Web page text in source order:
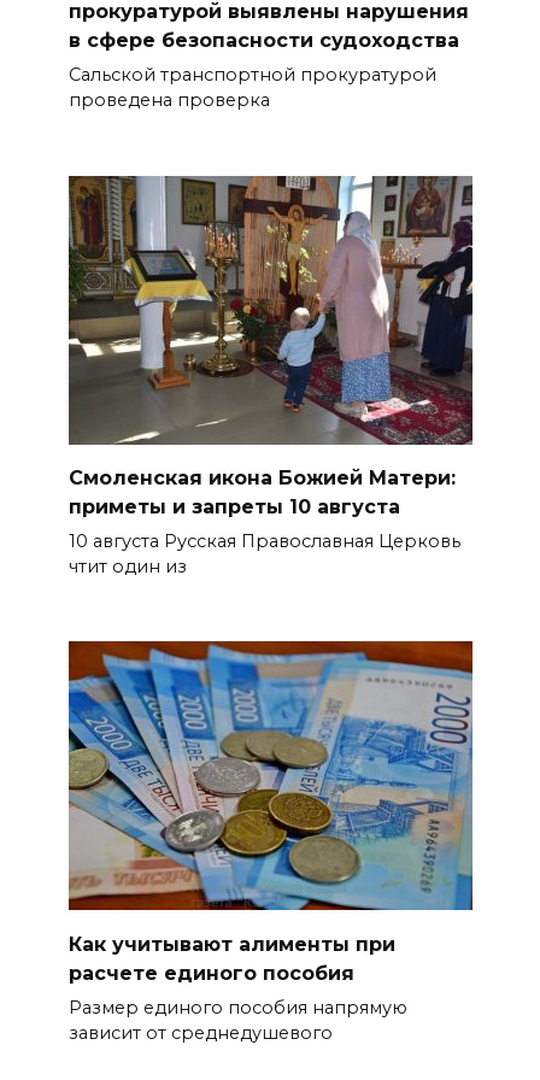
10 августа 2026 18:16
Антитренд сезона:
жительница Волгодонска
10 августа 2026 18:13
В Ростове обсудили, как
сделать детство доступным
для каждого: инклюзия,
поддержка семей и новые
стандарты
10 августа 2026 18:01
Выйти за рамки: Т2 ломает
четвертую стену в новой
рекламной программе
На Дону более 36 тысяч
выпускников подали
заявления в колледжи и
техникумы
10 августа 2026 17:18
Правительство: Донские
туркомпании повышают
производительность труда
10 августа 2026 17:04
ГК «Ростов-Дон» начнет II
Всероссийскую Спартакиаду
прокуратурой выявлены нарушения
в сфере безопасности судоходства
Сальской транспортной прокуратурой
проведена проверка
Смоленская икона Божией Матери:
приметы и запреты 10 августа
10 августа Русская Православная Церковь
чтит один из
Как учитывают алименты при
расчете единого пособия
Размер единого пособия напрямую
зависит от среднедушевого